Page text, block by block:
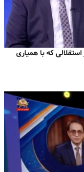
که با همیاری